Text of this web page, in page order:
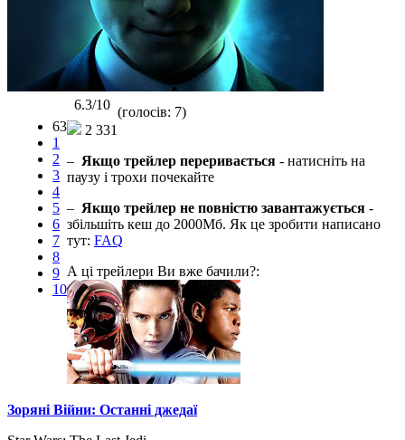
63
1
2
3
4
5
6
7
8
9
10
6.3/10 (голосів: 7)
2 331
– Якщо трейлер переривається - натисніть на
паузу і трохи почекайте
– Якщо трейлер не повністю завантажується -
збільшіть кеш до 2000Мб. Як це зробити написано
тут: FAQ
А ці трейлери Ви вже бачили?:
Зоряні Війни: Останні джедаї